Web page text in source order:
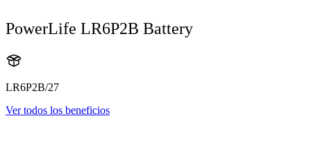
PowerLife LR6P2B Battery
LR6P2B/27
Ver todos los beneficios